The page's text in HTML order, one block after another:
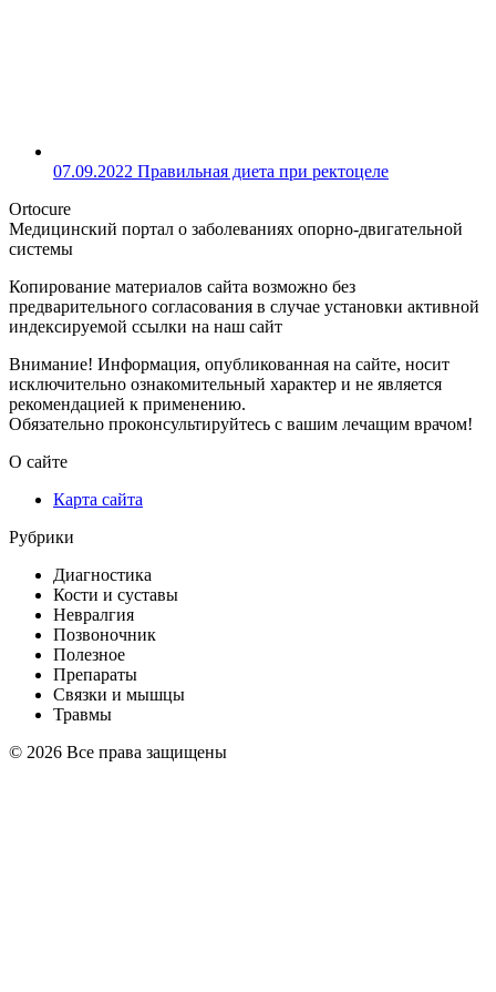
07.09.2022 Правильная диета при ректоцеле
Ortocure
Медицинский портал о заболеваниях опорно-двигательной
системы
Копирование материалов сайта возможно без
предварительного согласования в случае установки активной
индексируемой ссылки на наш сайт
Внимание! Информация, опубликованная на сайте, носит
исключительно ознакомительный характер и не является
рекомендацией к применению.
Обязательно проконсультируйтесь с вашим лечащим врачом!
О сайте
Карта сайта
Рубрики
Диагностика
Кости и суставы
Невралгия
Позвоночник
Полезное
Препараты
Связки и мышцы
Травмы
© 2026 Все права защищены